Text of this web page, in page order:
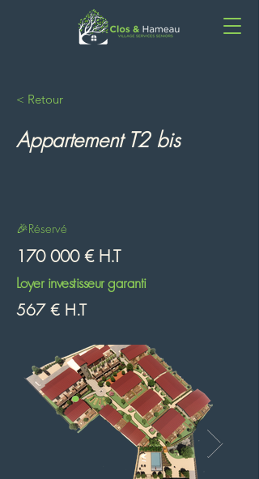
< Retour
Appartement T2 bis
🎉Réservé
170 000 € H.T
Loyer investisseur garanti
567 € H.T